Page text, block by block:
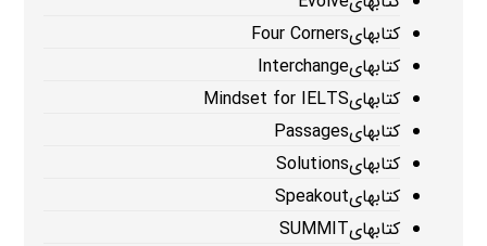
کتابهایFour Corners
کتابهایInterchange
کتابهایMindset for IELTS
کتابهایPassages
کتابهایSolutions
کتابهایSpeakout
کتابهایSUMMIT